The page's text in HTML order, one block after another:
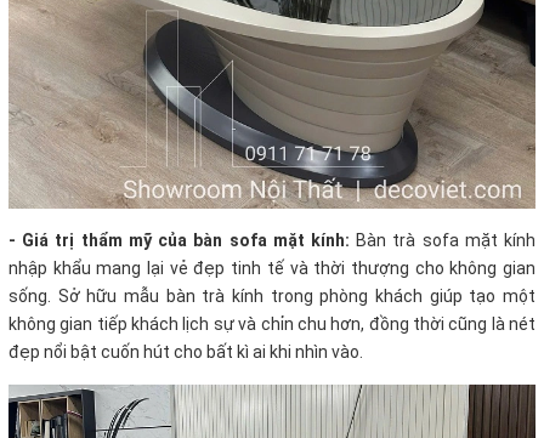
- Giá trị thẩm mỹ của bàn sofa mặt kính: Bàn trà sofa mặt kính
nhập khẩu mang lại vẻ đẹp tinh tế và thời thượng cho không gian
sống. Sở hữu mẫu bàn trà kính trong phòng khách giúp tạo một
không gian tiếp khách lịch sự và chỉn chu hơn, đồng thời cũng là nét
đẹp nổi bật cuốn hút cho bất kì ai khi nhìn vào.